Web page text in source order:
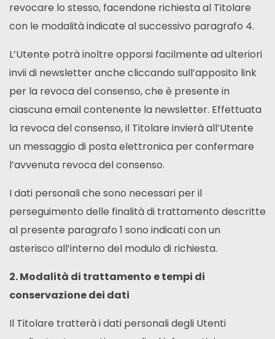
revocare lo stesso, facendone richiesta al Titolare
con le modalità indicate al successivo paragrafo 4.
L’Utente potrà inoltre opporsi facilmente ad ulteriori
invii di newsletter anche cliccando sull’apposito link
per la revoca del consenso, che è presente in
ciascuna email contenente la newsletter. Effettuata
la revoca del consenso, il Titolare invierà all’Utente
un messaggio di posta elettronica per confermare
l’avvenuta revoca del consenso.
I dati personali che sono necessari per il
perseguimento delle finalità di trattamento descritte
al presente paragrafo 1 sono indicati con un
asterisco all’interno del modulo di richiesta.
2. Modalità di trattamento e tempi di
conservazione dei dati
Il Titolare tratterà i dati personali degli Utenti